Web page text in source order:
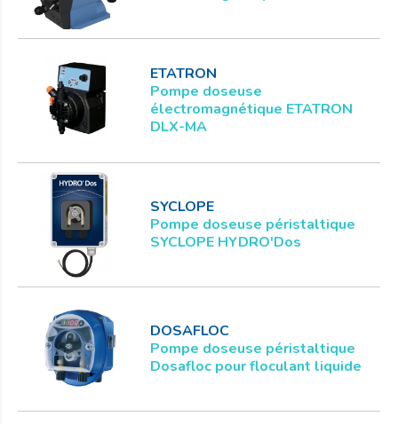
ETATRON
Pompe doseuse
électromagnétique ETATRON
DLX-MA
SYCLOPE
Pompe doseuse péristaltique
SYCLOPE HYDRO'Dos
DOSAFLOC
Pompe doseuse péristaltique
Dosafloc pour floculant liquide